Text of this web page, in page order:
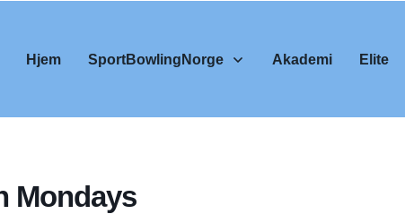
Hjem SportBowlingNorge Akademi Elite
Mondays